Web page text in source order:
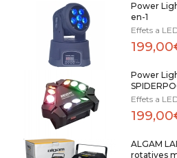
Power
en-1
Effets a
Power
Effets a
ALGAM
rotatives